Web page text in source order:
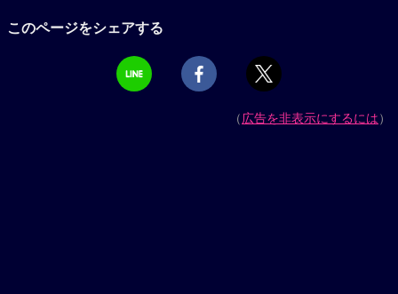
このページをシェアする
（広告を非表示にするには）